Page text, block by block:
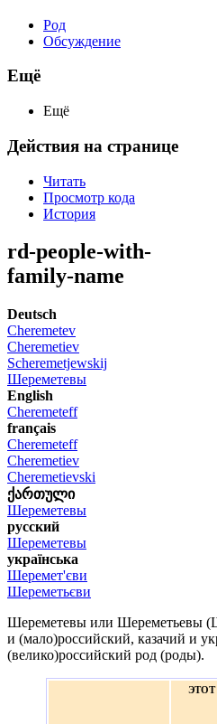
Род
Обсуждение
Ещё
Ещё
Действия на странице
Читать
Просмотр кода
История
rd-people-with-
family-name
Deutsch
Cheremetev
Cheremetiev
Scheremetjewskij
Шереметевы
English
Cheremeteff
français
Cheremeteff
Cheremetiev
Cheremetievski
ქართული
Шереметевы
русский
Шереметевы
українська
Шеремет'єви
Шереметьєви
Шереметевы или Шереметьевы
и (мало)российский, казачий и
(велико)российский род (роды).